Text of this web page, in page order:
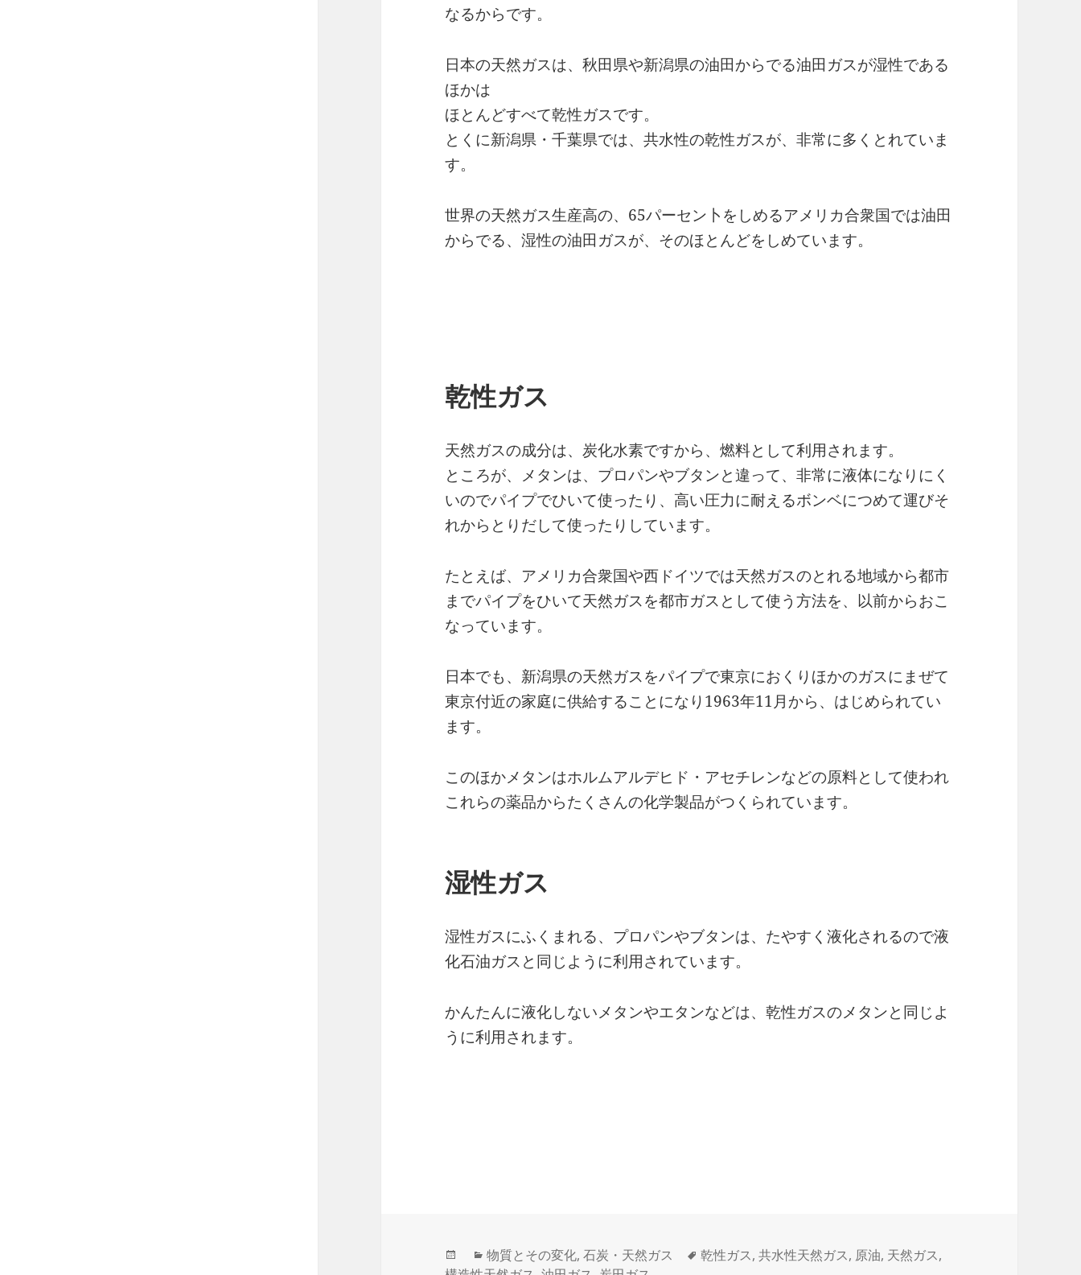
なるからです。
日本の天然ガスは、秋田県や新潟県の油田からでる油田ガスが湿性である
ほかは
ほとんどすべて乾性ガスです。
とくに新潟県・千葉県では、共水性の乾性ガスが、非常に多くとれていま
す。
世界の天然ガス生産高の、65パーセン卜をしめるアメリカ合衆国では油田
からでる、湿性の油田ガスが、そのほとんどをしめています。
乾性ガス
天然ガスの成分は、炭化水素ですから、燃料として利用されます。
ところが、メタンは、プロパンやブタンと違って、非常に液体になりにく
いのでパイプでひいて使ったり、高い圧力に耐えるボンベにつめて運びそ
れからとりだして使ったりしています。
たとえば、アメリカ合衆国や西ドイツでは天然ガスのとれる地域から都市
までパイプをひいて天然ガスを都市ガスとして使う方法を、以前からおこ
なっています。
日本でも、新潟県の天然ガスをパイプで東京におくりほかのガスにまぜて
東京付近の家庭に供給することになり1963年11月から、はじめられてい
ます。
このほかメタンはホルムアルデヒド・アセチレンなどの原料として使われ
これらの薬品からたくさんの化学製品がつくられています。
湿性ガス
湿性ガスにふくまれる、プロパンやブタンは、たやすく液化されるので液
化石油ガスと同じように利用されています。
かんたんに液化しないメタンやエタンなどは、乾性ガスのメタンと同じよ
うに利用されます。
カ
物質とその変化,石炭・天然ガス
タ
乾性ガス,共水性天然ガス, 原油, 天然ガス,